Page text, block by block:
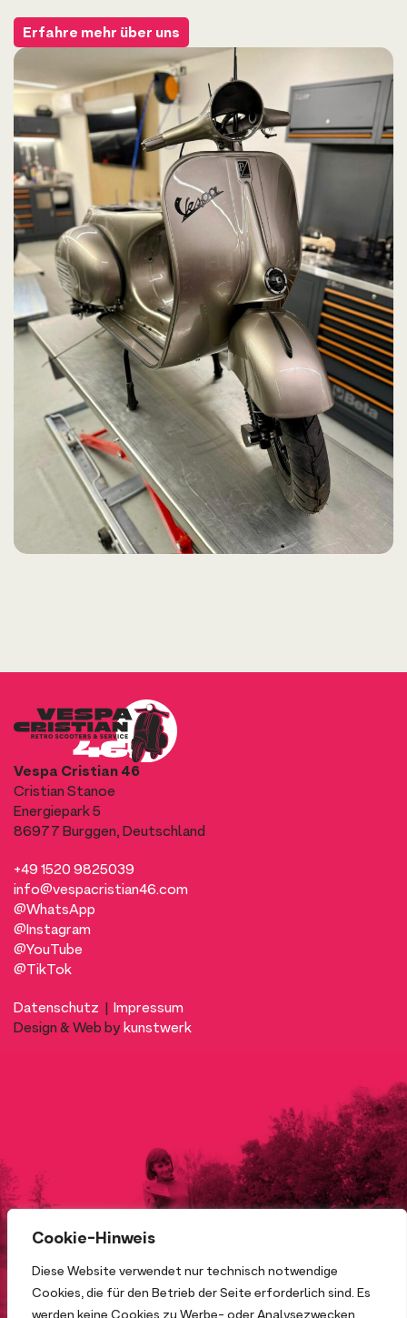
Cookie-Hinweis
Diese Website verwendet nur technisch notwendige
Cookies, die für den Betrieb der Seite erforderlich sind. Es
Erfahre mehr über uns
Vespa Cristian 46
Cristian Stanoe
Energiepark 5
86977 Burggen, Deutschland
+49 1520 9825039
info@vespacristian46.com
@WhatsApp
@Instagram
@YouTube
@TikTok
Datenschutz | Impressum
Design & Web bykunstwerk